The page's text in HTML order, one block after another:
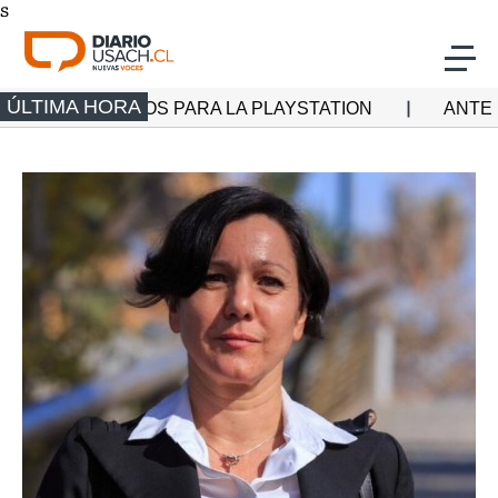
s
Click acá para ir directamente al contenido
ÚLTIMA HORA
PARA LA PLAYSTATION ANTE LA FALTA DE
Actualidad
Investigación
Deporte
Multimedia
Programas Radio Usach
Programas Santiago TV